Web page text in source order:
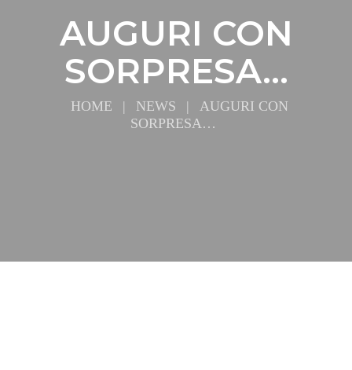
AUGURI CON
SORPRESA…
HOME | NEWS |
AUGURI CON
SORPRESA…